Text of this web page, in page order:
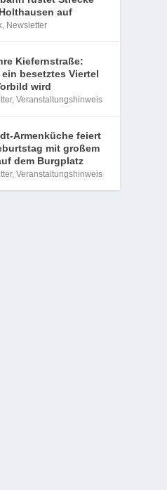
auf
, Newsletter
Kiefernstraße:
ein besetztes Viertel
wird
,Veranstaltungshinweis
Armenküche feiert
mit großem
dem Burgplatz
,Veranstaltungshinweis